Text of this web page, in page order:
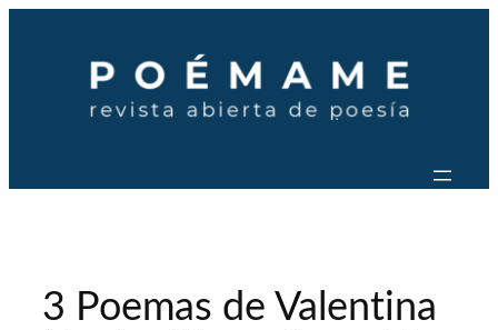
contenido
3 Poemas de Valentina